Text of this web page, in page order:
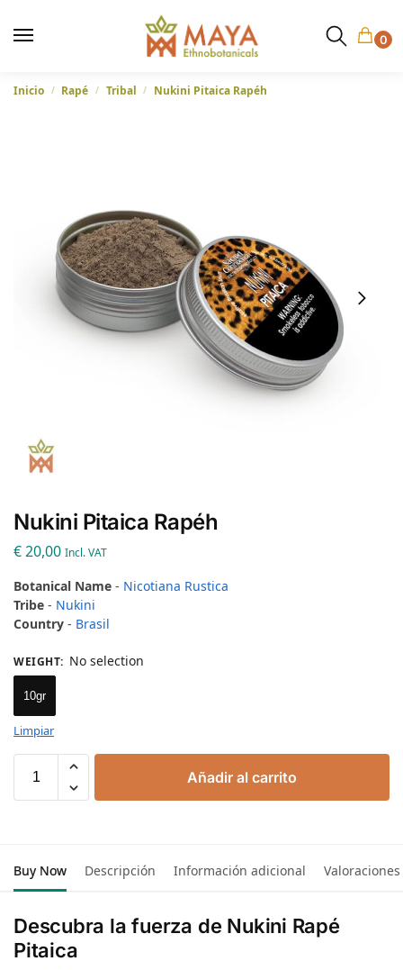
0
Inicio / Rapé / Tribal / Nukini Pitaica Rapéh
Nukini Pitaica Rapéh
€20,00 Incl. VAT
Botanical Name - Nicotiana Rustica
Tribe - Nukini
Country - Brasil
WEIGHT: No selection
10gr
Limpiar
Añadir al carrito
Buy Now Descripción Información adicional Valoraciones
Descubra la fuerza de Nukini Rapé
Pitaica